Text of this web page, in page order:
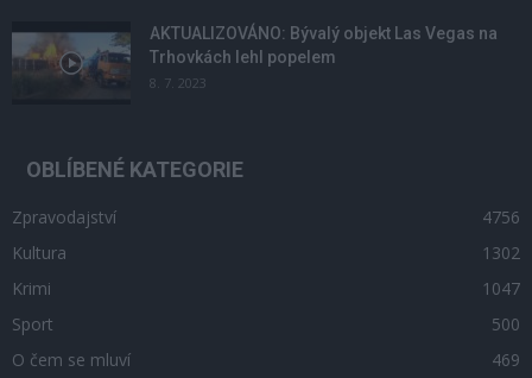
AKTUALIZOVÁNO: Bývalý objekt Las Vegas na
Trhovkách lehl popelem
8. 7. 2023
OBLÍBENÉ KATEGORIE
Zpravodajství
4756
Kultura
1302
Krimi
1047
Sport
500
O čem se mluví
469